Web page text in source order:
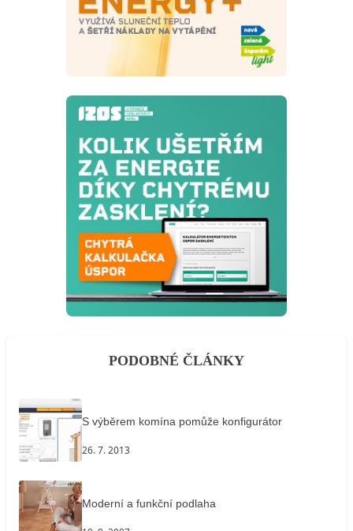
PODOBNÉ ČLÁNKY
S výběrem komína pomůže konfigurátor
26. 7. 2013
Moderní a funkční podlaha